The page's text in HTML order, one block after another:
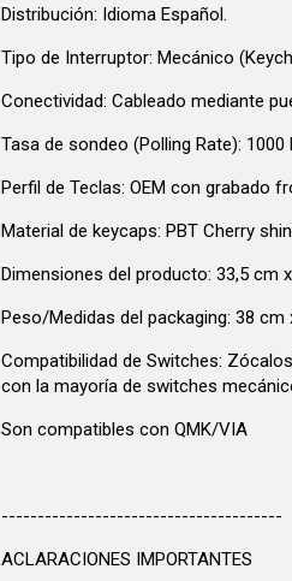
Distribución: Idioma Español.
Tipo de Interruptor: Mecánico
Conectividad: Cableado mediante
Tasa de sondeo (Polling Rate):
Perfil de Teclas: OEM con grabado
Material de keycaps: PBT Cherry
Dimensiones del producto: 33,5 cm
Peso/Medidas del packaging: 38 cm
Compatibilidad de Switches:
con la mayoría de switches
Son compatibles con QMK/VIA
---------------------------------------
ACLARACIONES IMPORTANTES